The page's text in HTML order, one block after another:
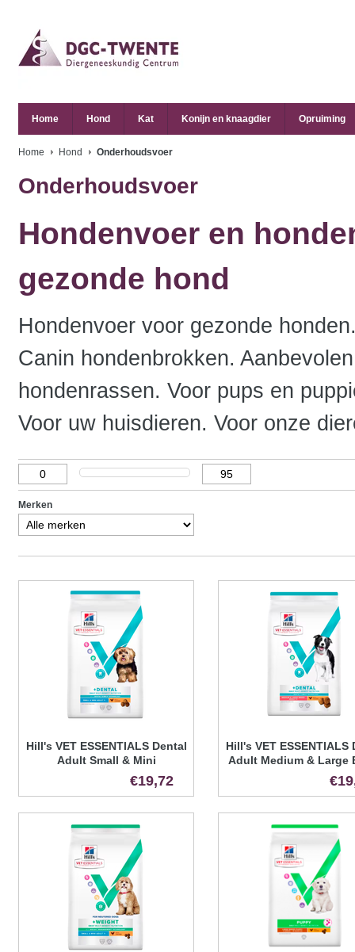
Home Hond Kat Konijn en knaagdier Opruiming
Home Hond Onderhoudsvoer
Onderhoudsvoer
Hondenvoer en
gezonde hond
Hondenvoer voor gezonde
Canin hondenbrokken.
hondenrassen. Voor pups en
Voor uw huisdieren. Voor onze
Merken
Hill's VET ESSENTIALS Dental
Adult Small & Mini
€19,72
Hill's VET ESSENTIALS
Adult Medium & Large